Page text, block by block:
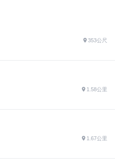
353公尺
1.58公里
1.67公里